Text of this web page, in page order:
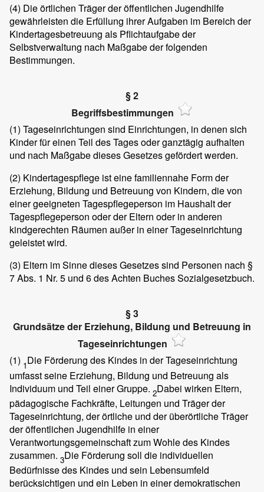
(4) Die örtlichen Träger der öffentlichen Jugendhilfe
gewährleisten die Erfüllung ihrer Aufgaben im Bereich der
Kindertagesbetreuung als Pflichtaufgabe der
Selbstverwaltung nach Maßgabe der folgenden
Bestimmungen.
§ 2
Begriffsbestimmungen
(1) Tageseinrichtungen sind Einrichtungen, in denen sich
Kinder für einen Teil des Tages oder ganztägig aufhalten
und nach Maßgabe dieses Gesetzes gefördert werden.
(2) Kindertagespflege ist eine familiennahe Form der
Erziehung, Bildung und Betreuung von Kindern, die von
einer geeigneten Tagespflegeperson im Haushalt der
Tagespflegeperson oder der Eltern oder in anderen
kindgerechten Räumen außer in einer Tageseinrichtung
geleistet wird.
(3) Eltern im Sinne dieses Gesetzes sind Personen nach §
7 Abs. 1 Nr. 5 und 6 des Achten Buches Sozialgesetzbuch.
§ 3
Grundsätze der Erziehung, Bildung und Betreuung in
Tageseinrichtungen
(1) 1Die Förderung des Kindes in der Tageseinrichtung
umfasst seine Erziehung, Bildung und Betreuung als
Individuum und Teil einer Gruppe. 2Dabei wirken Eltern,
pädagogische Fachkräfte, Leitungen und Träger der
Tageseinrichtung, der örtliche und der überörtliche Träger
der öffentlichen Jugendhilfe in einer
Verantwortungsgemeinschaft zum Wohle des Kindes
zusammen. 3Die Förderung soll die individuellen
Bedürfnisse des Kindes und sein Lebensumfeld
berücksichtigen und ein Leben in einer demokratischen